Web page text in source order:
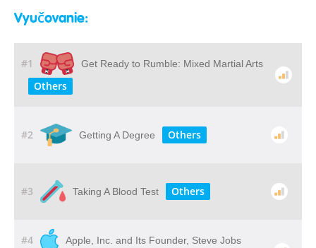
Vyučovanie:
#1 Get Ready to Rumble: Mixed Martial Arts
Others
#2 Getting A Degree Others
#3 Taking A Blood Test Others
#4 Apple, Inc. and Its Founder, Steve Jobs